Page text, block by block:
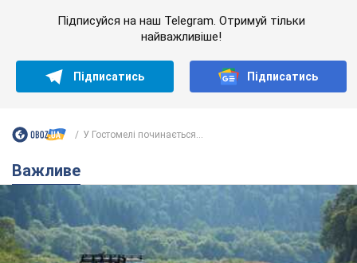
Підписуйся на наш Telegram. Отримуй тільки
найважливіше!
Підписатись Підписатись
У Гостомелі починається...
Важливе